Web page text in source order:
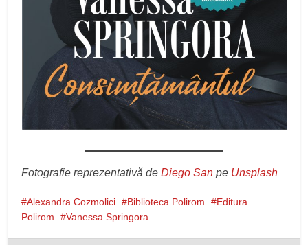
Fotografie reprezentativă deDiego San pe Unsplash
Alexandra Cozmolici Biblioteca Polirom
Editura
Polirom
Vanessa Springora